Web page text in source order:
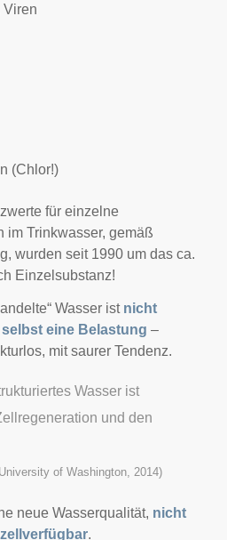
Viren
(Chlor!)
für einzelne
im Trinkwasser, gemäß
wurden seit 1990 um das ca.
Einzelsubstanz!
Wasser ist nicht
eine Belastung –
mit saurer Tendenz.
Wasser ist
und den
of Washington, 2014)
neue Wasserqualität, nicht
.